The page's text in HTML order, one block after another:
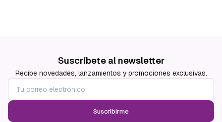
Suscríbete al newsletter
Recibe novedades, lanzamientos y promociones exclusivas.
Suscribirme